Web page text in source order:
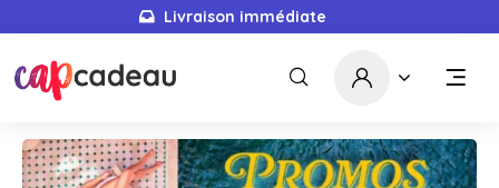
Livraison immédiate